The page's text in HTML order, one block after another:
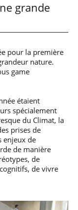
grande
pour la première
nature.
game
étaient
spécialement
du Climat, la
prises de
enjeux de
de manière
de
de vivre